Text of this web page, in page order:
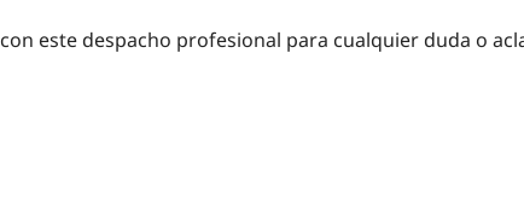
este despacho profesional para cualquier duda o